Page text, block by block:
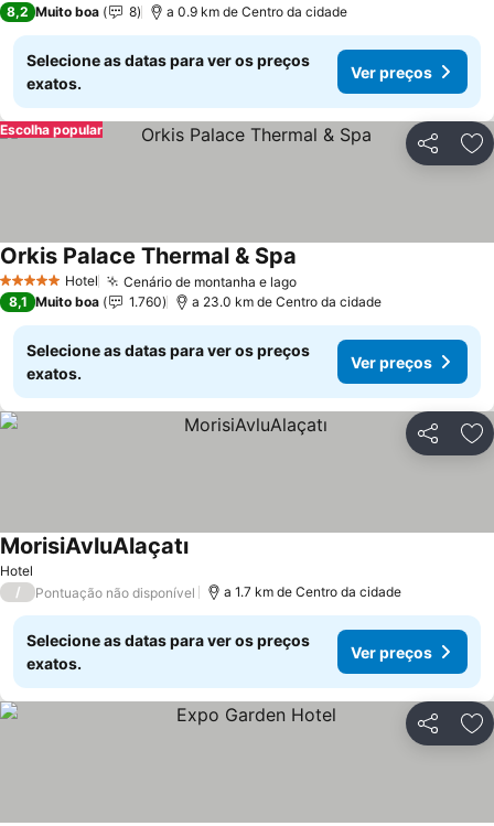
8,2 Muito boa 8 a 0.9 km de Centro da cidade
Selecione as datas para ver os preços
exatos.
Ver preços
Partilhar
Escolha popular
5 Estrelas Hotel Cenário de montanha e lagoVer preços
Orkis Palace Thermal & Spa
8,1 Muito boa 1.760 a 23.0 km de Centro da cidade
Selecione as datas para ver os preços
exatos.
Ver preços
Partilhar
Hotel
MorisiAvluAlaçatıVer preços
/ Pontuação não disponível a 1.7 km de Centro da cidade
Selecione as datas para ver os preços
exatos.
Ver preços
Partilhar